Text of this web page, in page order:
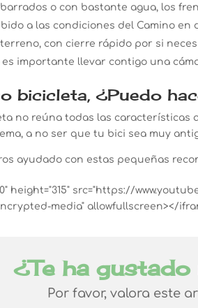
o con bastante agua, los
a las condiciones del Camino
con cierre rápido por si
es importante llevar contigo una
bicicleta, ¿Puedo
no reúna todas las características
a no ser que tu bici sea muy
ayudado con estas pequeñas
height="315" src="https://
media" allowfullscreen></
¿Te ha
Por favor, valora este